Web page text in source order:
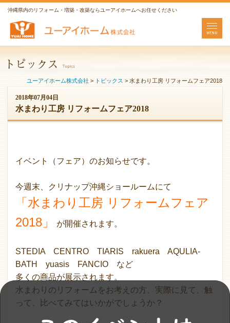
沖縄県内のリフォーム・増築・改築ならユーアイホームへお任せください
ユーアイホーム株式会社 > トピックス > 水まわり工房 リフォームフェア2018
2018年07月04日
水まわり工房 リフォームフェア2018
イベント（フェア）のお知らせです。
今週末、クリナップ沖縄ショールームにて
「水まわり工房 リフォームフェア
2018」
が開催されます。
STEDIA CENTRO TIARIS rakuera AQULIA-
BATH yuasis FANCIO など
多くの商品が展示されます。
水まわりのリフォームをお考えの方、実際に見て、触
って、比べてみてはいかがでしょうか？